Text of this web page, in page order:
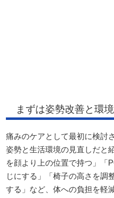
まずは姿勢改善と環
痛みのケアとして最初に検討
姿勢と生活環境の見直しだと
を顔より上の位置で持つ」「
じにする」「椅子の高さを調
する」など、体への負担を軽